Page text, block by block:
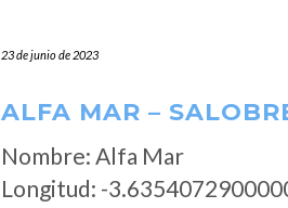
23 de junio de 2023
ALFA MAR –
Nombre: Alfa Mar
Longitud: -